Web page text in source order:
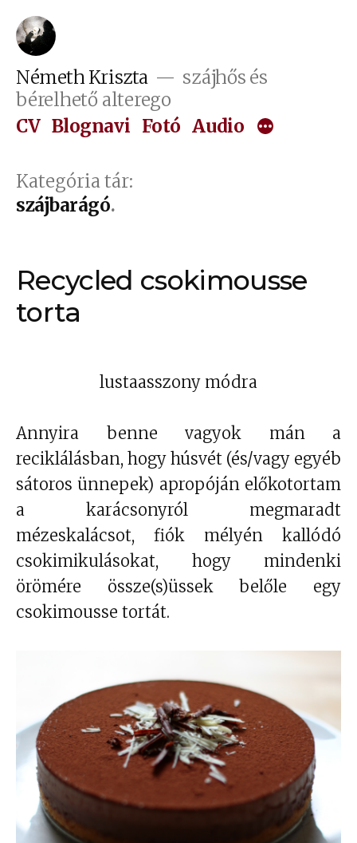
Tartalomhoz
Németh Kriszta
szájhős és
bérelhető alterego
CV Blognavi Fotó Audio
Kategória tár:
szájbarágó
Recycled csokimousse
torta
lustaasszony módra
Annyira benne vagyok mán a
reciklálásban, hogy húsvét (és/vagy egyéb
sátoros ünnepek) apropóján előkotortam
a karácsonyról megmaradt
mézeskalácsot, fiók mélyén kallódó
csokimikulásokat, hogy mindenki
örömére össze(s)üssek belőle egy
csokimousse tortát.